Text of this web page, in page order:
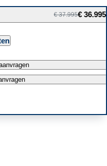
€ 37.995€ 36.995